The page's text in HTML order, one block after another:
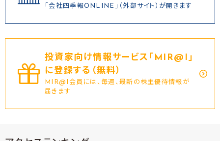
「会社四季報ONLINE」（外部サイト）が開きます
投資家向け情報サービス｢MIR@I｣
に登録する（無料）
MIR@I会員には、毎週、最新の株主優待情報が
届きます